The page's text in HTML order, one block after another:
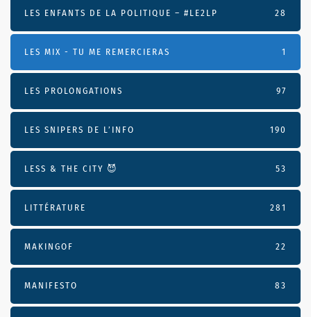
LES ENFANTS DE LA POLITIQUE – #LE2LP 28
LES MIX - TU ME REMERCIERAS 1
LES PROLONGATIONS 97
LES SNIPERS DE L’INFO 190
LESS & THE CITY 😈 53
LITTÉRATURE 281
MAKINGOF 22
MANIFESTO 83